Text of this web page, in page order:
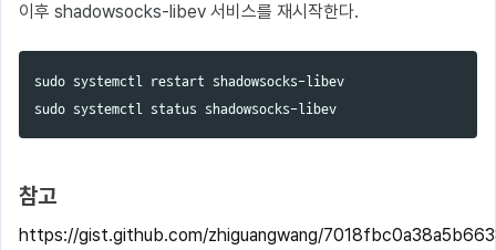
이후 shadowsocks-libev 서비스를 재시작한다.
sudo
sudo
참고
https://gist.github.com/zhiguangwang/